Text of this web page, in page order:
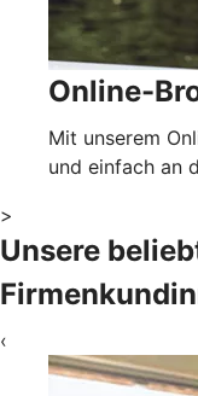
Online-
Mit unserem
und einfach an
>
Unsere
‹